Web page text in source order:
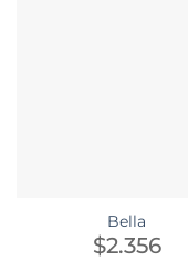
Bella
$2.356